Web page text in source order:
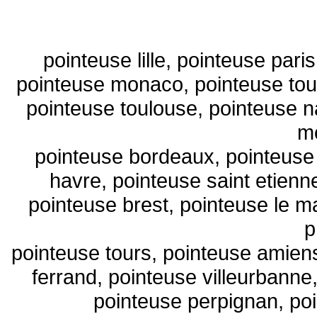
pointeuse lille, pointeuse
pointeuse monaco, pointeuse
pointeuse toulouse, pointeuse
pointeuse bordeaux,
havre, pointeuse saint
pointeuse brest, pointeuse le
pointeuse tours, pointeuse
ferrand, pointeuse
pointeuse perpignan,